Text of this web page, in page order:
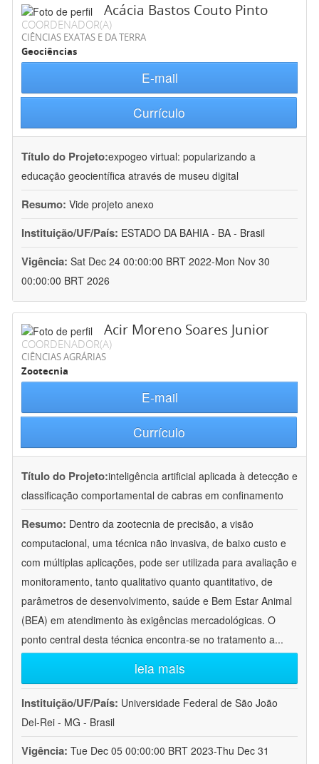
Acácia Bastos Couto Pinto
COORDENADOR(A)
CIÊNCIAS EXATAS E DA TERRA
Geociências
E-mail
Currículo
Título do Projeto:expogeo virtual: popularizando a
educação geocientífica através de museu digital
Resumo: Vide projeto anexo
Instituição/UF/País: ESTADO DA BAHIA - BA - Brasil
Vigência: Sat Dec 24 00:00:00 BRT 2022-Mon Nov 30
00:00:00 BRT 2026
Acir Moreno Soares Junior
COORDENADOR(A)
CIÊNCIAS AGRÁRIAS
Zootecnia
E-mail
Currículo
Título do Projeto:inteligência artificial aplicada à detecção e
classificação comportamental de cabras em confinamento
Resumo: Dentro da zootecnia de precisão, a visão
computacional, uma técnica não invasiva, de baixo custo e
com múltiplas aplicações, pode ser utilizada para avaliação e
monitoramento, tanto qualitativo quanto quantitativo, de
parâmetros de desenvolvimento, saúde e Bem Estar Animal
(BEA) em atendimento às exigências mercadológicas. O
ponto central desta técnica encontra-se no tratamento a...
leia mais
Instituição/UF/País: Universidade Federal de São João
Del-Rei - MG - Brasil
Vigência: Tue Dec 05 00:00:00 BRT 2023-Thu Dec 31